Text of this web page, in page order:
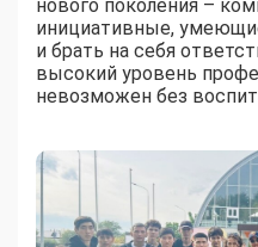
нового поколения –
инициативные,
и брать на себя
высокий уровень
невозможен без